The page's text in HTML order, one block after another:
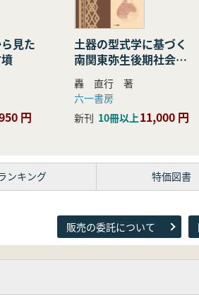
見た
円
土器の型式学に基づく
南関東弥生後期社会の
研究
轟 直行 著
六一書房
新刊 10冊以上11,000 円
ンキング 特価図書
販売の委託について